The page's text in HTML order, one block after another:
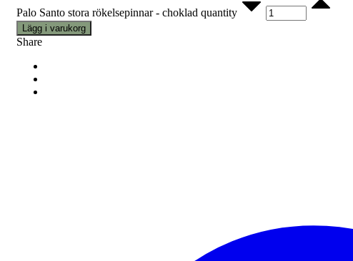
Palo Santo stora rökelsepinnar - choklad quantity
Lägg i varukorg
Share